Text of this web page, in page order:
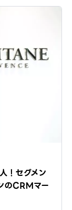
！セグメン
のCRMマー